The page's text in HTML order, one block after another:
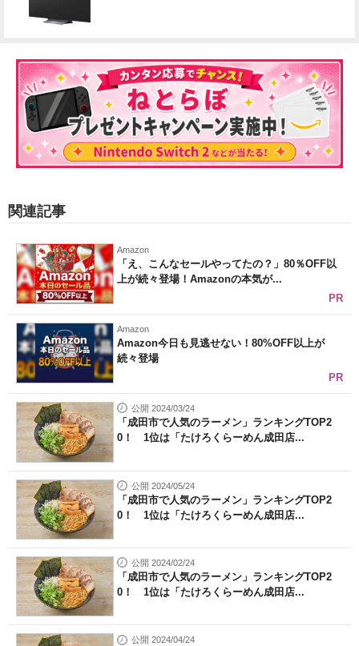
関連記事
Amazon
「え、こんなセールやってたの？」80％OFF以
上が続々登場！Amazonの本気が...
PR
Amazon
Amazon今日も見逃せない！80%OFF以上が
続々登場
PR
公開 2024/03/24
「成田市で人気のラーメン」ランキングTOP2
0！ 1位は「たけろくらーめん成田店...
公開 2024/05/24
「成田市で人気のラーメン」ランキングTOP2
0！ 1位は「たけろくらーめん成田店...
公開 2024/02/24
「成田市で人気のラーメン」ランキングTOP2
0！ 1位は「たけろくらーめん成田店...
公開 2024/04/24